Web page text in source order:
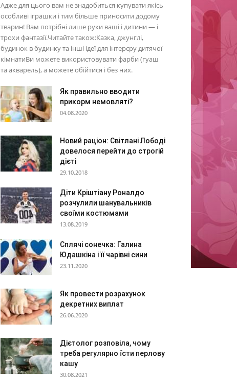
Адже для цього вам не знадобиться купувати якісь
особливі іграшки і тим більше приносити додому
тварин! Вам потрібні лише руки ваші і дитини — і
трохи фантазії.Читайте також:Казка, джунглі,
будинок в будинку та інші ідеї для інтерєру дитячої
кімнатиВи можете використовувати фарби (гуаш
та акварель), а можете обійтися і без них.
Як правильно вводити
прикорм немовляті?
04.08.2020
Новий раціон: Світлані Лободі
довелося перейти до строгій
дієті
29.10.2018
Діти Кріштіану Роналдо
розчулили шанувальників
своїми костюмами
13.08.2019
Сплячі сонечка: Галина
Юдашкіна і її чарівні сини
23.11.2020
Як провести розрахунок
декретних виплат
26.06.2020
Дієтолог розповіла, чому
треба регулярно їсти перлову
кашу
30.08.2021